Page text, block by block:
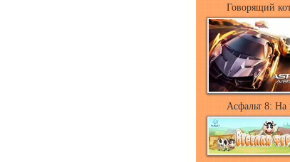
Говорящий
Асфальт 8: На